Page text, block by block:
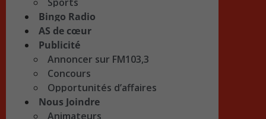
Bingo Radio
AS de cœur
Publicité
Annoncer sur FM103,3
Concours
Opportunités d’affaires
Nous Joindre
Animateurs